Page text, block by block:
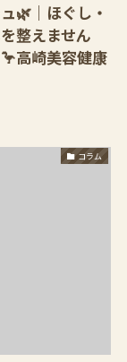
🌿｜ほぐし・
整えません
高崎美容健康
コラム